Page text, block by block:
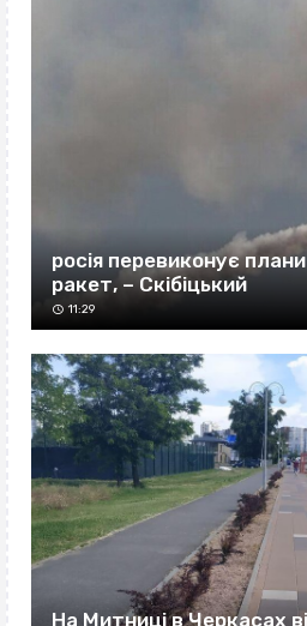
росія перевиконує
ракет, – Скібіцький
11:29
На Митниці в Черкасах